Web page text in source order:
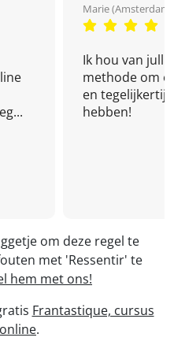
Marie
Ik hou van
methode om
en
hebben!
om deze regel te
met 'Ressentir' te
hem met ons!
Frantastique, cursus
.